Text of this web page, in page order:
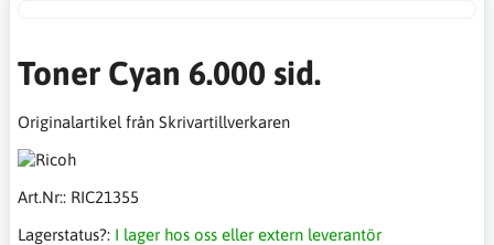
Toner Cyan 6.000 sid.
Originalartikel från Skrivartillverkaren
Art.Nr:: RIC21355
Lagerstatus?: I lager hos oss eller extern leverantör